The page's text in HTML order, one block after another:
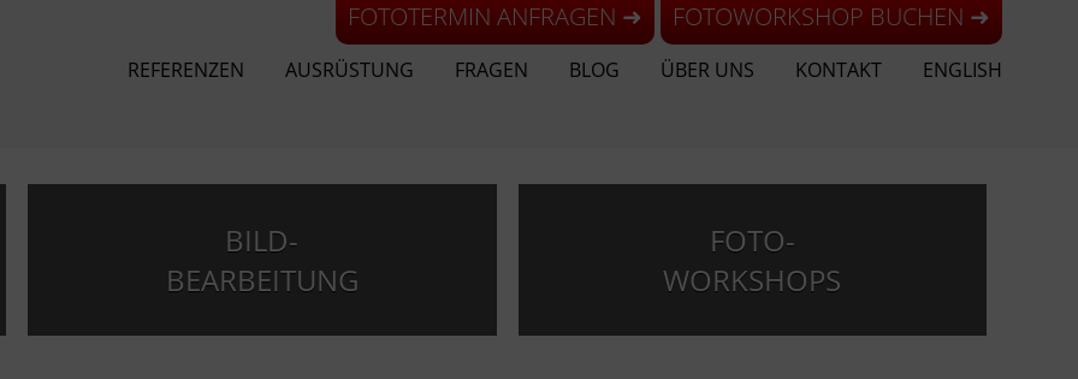
FOTOTERMIN ANFRAGEN ➜ FOTOWORKSHOP BUCHEN ➜
REFERENZEN AUSRÜSTUNG FRAGEN BLOG ÜBER UNS KONTAKT ENGLISH
BILD-
BEARBEITUNG
FOTO-
WORKSHOPS